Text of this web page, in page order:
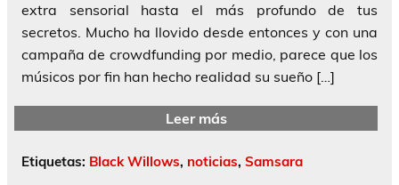
extra sensorial hasta el más profundo de tus
secretos. Mucho ha llovido desde entonces y con una
campaña de crowdfunding por medio, parece que los
músicos por fin han hecho realidad su sueño […]
Leer más
Etiquetas: Black Willows, noticias, Samsara